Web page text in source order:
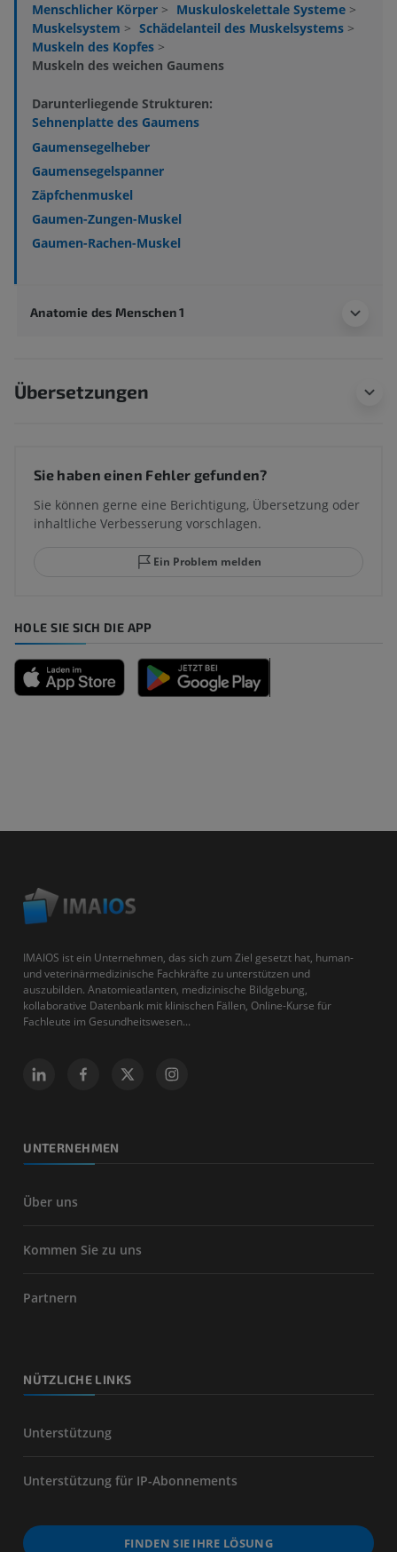
Menschlicher Körper > Muskuloskelettale Systeme >
Muskelsystem > Schädelanteil des Muskelsystems >
Muskeln des Kopfes >
Muskeln des weichen Gaumens
Darunterliegende Strukturen:
Sehnenplatte des Gaumens
Gaumensegelheber
Gaumensegelspanner
Zäpfchenmuskel
Gaumen-Zungen-Muskel
Gaumen-Rachen-Muskel
Anatomie des Menschen 1
Übersetzungen
Sie haben einen Fehler gefunden?
Sie können gerne eine Berichtigung, Übersetzung oder
inhaltliche Verbesserung vorschlagen.
Ein Problem melden
HOLE SIE SICH DIE APP
IMAIOS ist ein Unternehmen, das sich zum Ziel gesetzt hat, human-
und veterinärmedizinische Fachkräfte zu unterstützen und
auszubilden. Anatomieatlanten, medizinische Bildgebung,
kollaborative Datenbank mit klinischen Fällen, Online-Kurse für
Fachleute im Gesundheitswesen...
UNTERNEHMEN
Über uns
Kommen Sie zu uns
Partnern
NÜTZLICHE LINKS
Unterstützung
Unterstützung für IP-Abonnements
FINDEN SIE IHRE LÖSUNG